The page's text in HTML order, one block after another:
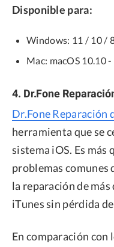
Disponible para:
Windows: 11 / 10 /
Mac: macOS 10.10
4. Dr.Fone
Dr.Fone Reparación
herramienta que se
sistema iOS. Es más
problemas comunes
la reparación de
iTunes sin pérdida
En comparación con